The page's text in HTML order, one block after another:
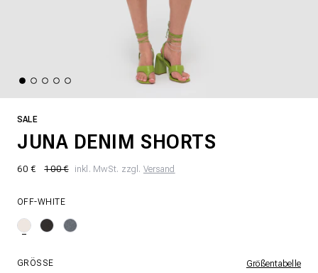
SALE
JUNA DENIM SHORTS
60 € 100 € inkl. MwSt. zzgl. Versand
OFF-WHITE
GRÖSSE Größentabelle